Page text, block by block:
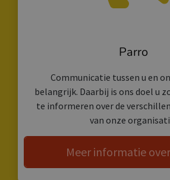
Parro
Communicatie tussen u en
belangrijk. Daarbij is ons doel u
te informeren over de
van onze
Meer informatie